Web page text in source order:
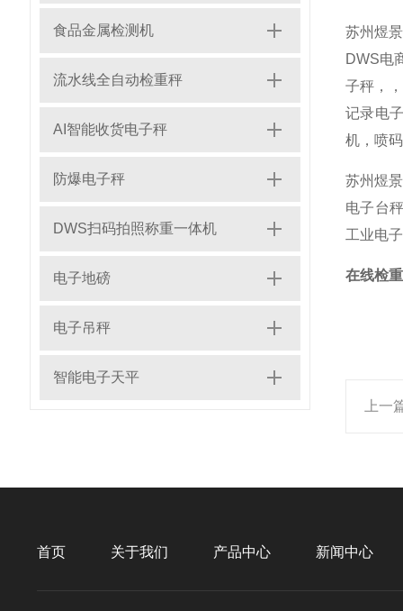
食品金属检测机
流水线全自动检重秤
AI智能收货电子秤
防爆电子秤
DWS扫码拍照称重一体机
电子地磅
电子吊秤
智能电子天平
苏州煜
DWS电
子秤，
记录电
机，喷
苏州煜
电子台
工业电
在线检
上一
首页 关于我们 产品中心 新闻中心